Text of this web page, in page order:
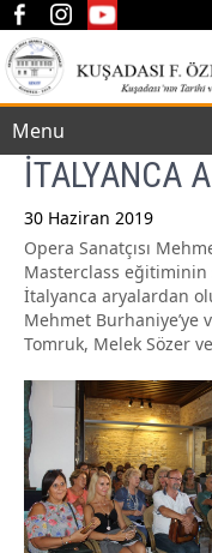
Menu
İTALYANCA
30 Haziran 2019
Opera Sanatçısı
Masterclass eğitiminin
İtalyanca aryalardan
Mehmet Burhaniye’ye
Tomruk, Melek Sözer
Post
navigation